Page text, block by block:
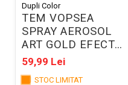
Dupli Color
TEM VOPSEA
SPRAY AEROSOL
ART GOLD EFECT
400ML 372017
59,99 Lei
STOC LIMITAT